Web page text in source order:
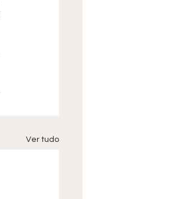
Ver tudo